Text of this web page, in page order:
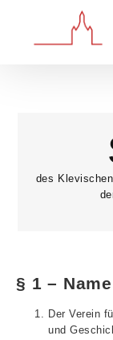
des
§ 1 –
Der Verein
und